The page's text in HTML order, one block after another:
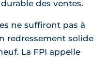
des ventes.
ne suffiront pas à
redressement solide
La FPI appelle